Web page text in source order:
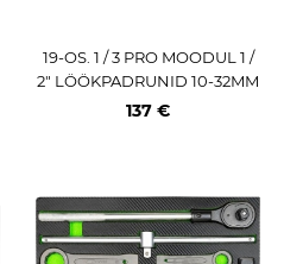
19-OS. 1 / 3 PRO MOODUL 1 /
2" LÖÖKPADRUNID 10-32MM
JA PIKENDUSED TRIUMF
137 €